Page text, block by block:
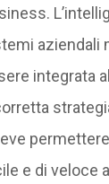
aziendali
integrata
e di veloce